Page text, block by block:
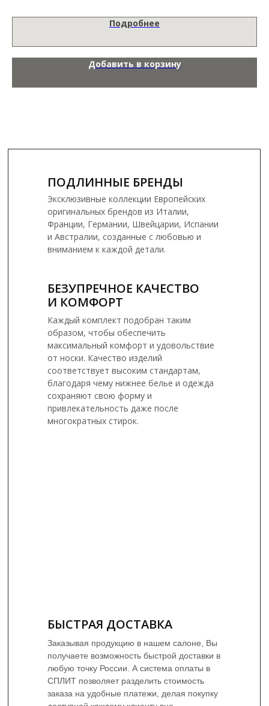
Подробнее
Добавить в корзину
Эксклюзивные коллекции Европейских
оригинальных брендов из Италии,
Франции, Германии, Швейцарии, Испании
и Австралии, созданные с любовью и
вниманием к каждой детали.
ПОДЛИННЫЕ БРЕНДЫ
Заказывая продукцию в нашем салоне, Вы
получаете возможность быстрой доставки в
любую точку России. А система оплаты в
СПЛИТ позволяет разделить стоимость
заказа на удобные платежи, делая покупку
БЫСТРАЯ ДОСТАВКА
Каждый комплект подобран таким
образом, чтобы обеспечить
максимальный комфорт и удовольствие
от носки. Качество изделий
соответствует высоким стандартам,
благодаря чему нижнее белье и одежда
сохраняют свою форму и
привлекательность даже после
многократных стирок.
БЕЗУПРЕЧНОЕ КАЧЕСТВО
И КОМФОРТ